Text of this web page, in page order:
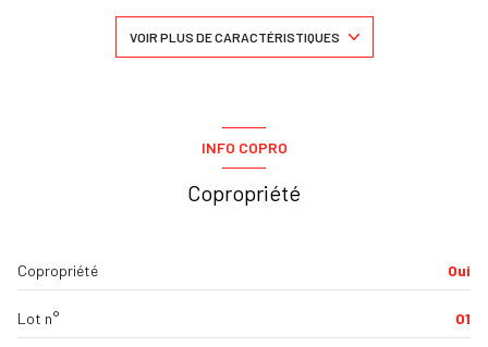
Chauffage individuel : panneaux rayonnant (electrique)
VOIR PLUS DE CARACTÉRISTIQUES
INFO COPRO
Copropriété
Copropriété Oui
Lot n° 01